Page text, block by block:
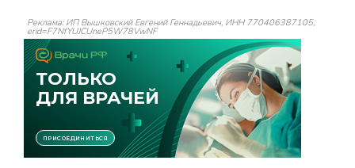
Реклама: ИП Вышковский Евгений Геннадьевич, ИНН 770406387105,
erid=F7NfYUJCUneP5W78VwNF